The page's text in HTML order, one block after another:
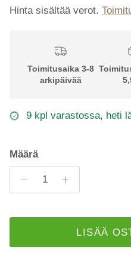
Hinta sisältää verot.
Toimitusaika 3-8
arkipäivää
9 kpl varastossa, heti
Määrä
LISÄÄ